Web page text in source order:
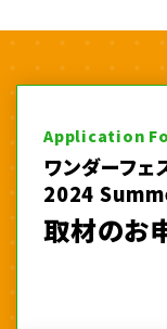
Application
ワンダーフェ
2024
取材のお